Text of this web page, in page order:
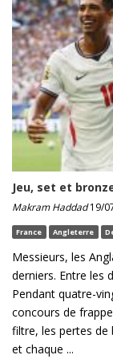
Jeu, set et
Makram Haddad19/
France Angleterre
Messieurs, les
derniers. Entre les
Pendant quatre-
concours de
filtre, les pertes
et chaque ...